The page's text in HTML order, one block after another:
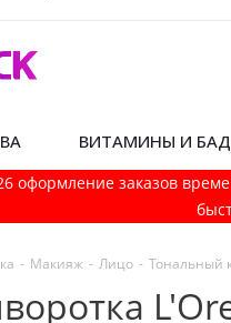
ВИТАМИНЫ И
оформление заказов
- Макияж - Лицо - Тональный